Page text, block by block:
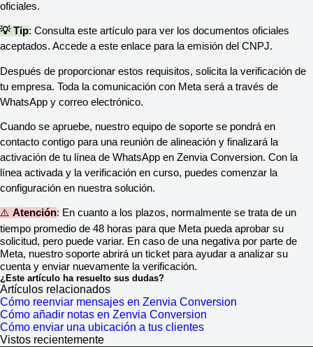
oficiales.
💡 Tip: Consulta este artículo para ver los documentos oficiales
aceptados. Accede a este enlace para la emisión del CNPJ.
Después de proporcionar estos requisitos, solicita la verificación de
tu empresa. Toda la comunicación con Meta será a través de
WhatsApp y correo electrónico.
Cuando se apruebe, nuestro equipo de soporte se pondrá en
contacto contigo para una reunión de alineación y finalizará la
activación de tu línea de WhatsApp en Zenvia Conversion. Con la
línea activada y la verificación en curso, puedes comenzar la
configuración en nuestra solución.
⚠️ Atención: En cuanto a los plazos, normalmente se trata de un
tiempo promedio de 48 horas para que Meta pueda aprobar su
solicitud, pero puede variar. En caso de una negativa por parte de
Meta, nuestro soporte abrirá un ticket para ayudar a analizar su
cuenta y enviar nuevamente la verificación.
¿Este artículo ha resuelto sus dudas?
Artículos relacionados
Cómo reenviar mensajes en Zenvia Conversion
Cómo añadir notas en Zenvia Conversion
Cómo enviar una ubicación a tus clientes
Vistos recientemente